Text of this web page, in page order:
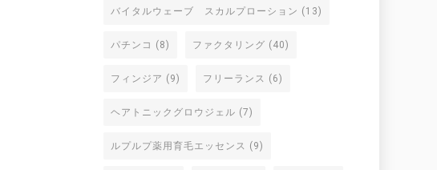
バイタルウェーブ スカルプローション (13)
パチンコ (8) ファクタリング (40)
フィンジア (9) フリーランス (6)
ヘアトニックグロウジェル (7)
ルプルプ薬用育毛エッセンス (9)